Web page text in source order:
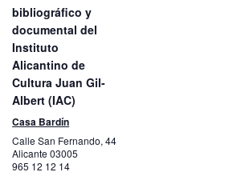
bibliográfico y
documental del
Instituto
Alicantino de
Cultura Juan Gil-
Albert (IAC)
Casa Bardín
Calle San Fernando, 44
Alicante03005
965 12 12 14